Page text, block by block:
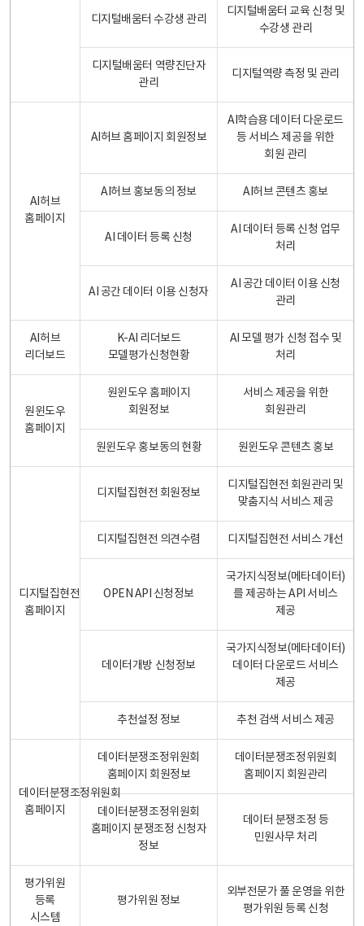
디지털배움터 수강생 관리
디지털배움터 교육 신청 및
수강생 관리
디지털배움터 역량진단자
관리
디지털역량 측정 및 관리
AI허브
홈페이지
AI허브 홈페이지 회원정보
AI학습용 데이터 다운로드
등 서비스 제공을 위한
회원 관리
AI허브 홍보동의 정보 AI허브 콘텐츠 홍보
AI 데이터 등록 신청
AI 데이터 등록 신청 업무
처리
AI 공간 데이터 이용 신청자
AI 공간 데이터 이용 신청
관리
AI허브
리더보드
K-AI 리더보드
모델평가신청현황
AI 모델 평가 신청 접수 및
처리
원윈도우
홈페이지
원윈도우 홈페이지
회원정보
서비스 제공을 위한
회원관리
원윈도우 홍보동의 현황 원윈도우 콘텐츠 홍보
디지털집현전
홈페이지
디지털집현전 회원정보
디지털집현전 회원관리 및
맞춤지식 서비스 제공
디지털집현전 의견수렴 디지털집현전 서비스 개선
OPEN API 신청정보
국가지식정보(메타데이터)
를 제공하는 API 서비스
제공
데이터개방 신청정보
국가지식정보(메타데이터)
데이터 다운로드 서비스
제공
추천설정 정보 추천 검색 서비스 제공
데이터분쟁조정위원회
홈페이지
데이터분쟁조정위원회
홈페이지 회원정보
데이터분쟁조정위원회
홈페이지 회원관리
데이터분쟁조정위원회
홈페이지 분쟁조정 신청자
정보
데이터 분쟁조정 등
민원사무 처리
평가위원
등록
시스템
평가위원 정보
외부전문가 풀 운영을 위한
평가위원 등록 신청